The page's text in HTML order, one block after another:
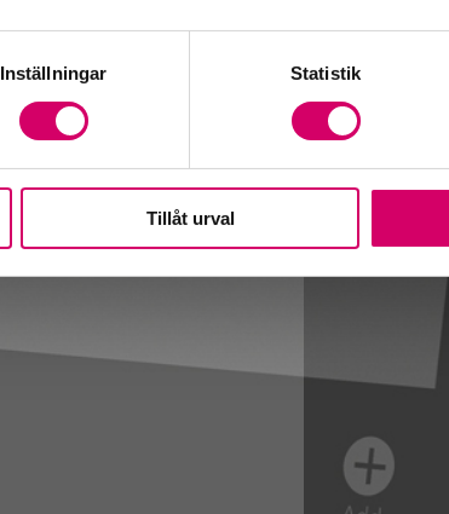
Inställningar Statistik
Tillåt urval